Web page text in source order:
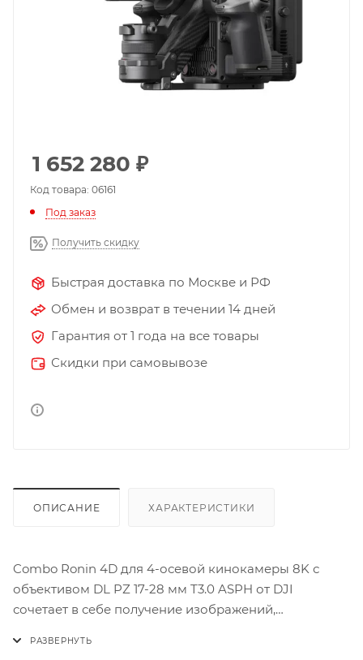
1 652 280 ₽
Код товара: 06161
Под заказ
Получить скидку
Быстрая доставка по Москве и РФ
Обмен и возврат в течении 14 дней
Гарантия от 1 года на все товары
Скидки при самовывозе
ОПИСАНИЕ ХАРАКТЕРИСТИКИ
Combo Ronin 4D для 4-осевой кинокамеры 8K с
объективом DL PZ 17-28 мм T3.0 ASPH от DJI
сочетает в себе получение изображений,